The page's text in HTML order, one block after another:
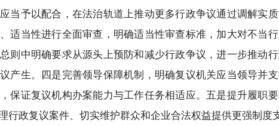
当予以配合，在法治轨道上推动更多行政争议通过调解实
适当性进行全面审查，明确适当性审查标准，加大对不当
则中明确要求从源头上预防和减少行政争议，进一步推动
产生。四是完善领导保障机制，明确复议机关应当领导并
保证复议机构办案能力与工作任务相适应。五是提升履职
行政复议案件、切实维护群众和企业合法权益提供更强制度